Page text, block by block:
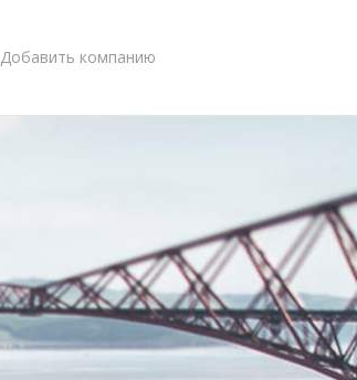
Добавить компанию